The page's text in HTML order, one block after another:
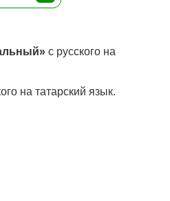
с русского на
на татарский язык.